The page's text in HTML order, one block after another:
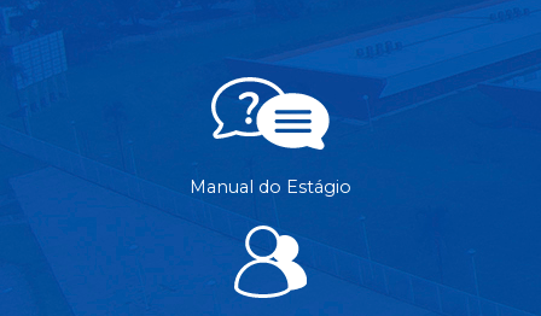
Manual do Estágio